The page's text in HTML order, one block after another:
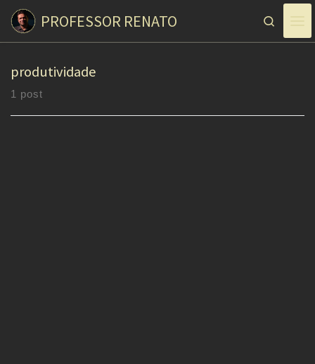
Skip to content
PROFESSOR RENATO
produtividade
1 post